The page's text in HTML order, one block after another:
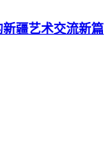
疆艺术交流新篇